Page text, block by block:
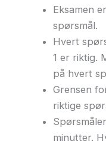
Eksamen
spørsmål.
Hvert
1 er riktig.
på hvert
Grensen
riktige
minutter.